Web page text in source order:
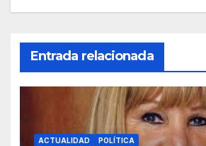
Entrada relacionada
ACTUALIDAD POLÍTICA